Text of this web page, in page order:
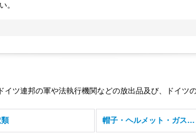
。
ツ連邦の軍や法執行機関などの放出品及び、ドイツ
帽子・ヘルメット・ガスマスク・ゴーグル